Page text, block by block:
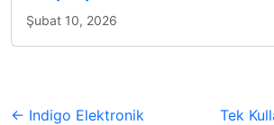
Şubat 10, 2026
← Indigo Elektronik
Tek